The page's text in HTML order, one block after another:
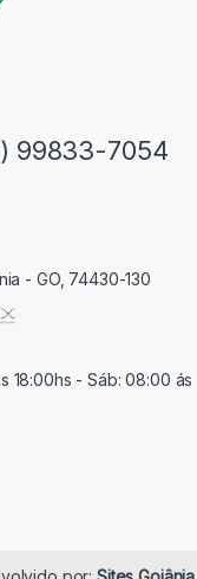
99833-7054
- GO, 74430-130
18:00hs - Sáb: 08:00 ás